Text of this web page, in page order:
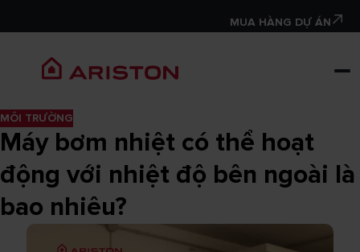
MUA HÀNG DỰ ÁN
MÔI TRƯỜNG
Máy bơm nhiệt có thể hoạt
động với nhiệt độ bên ngoài là
bao nhiêu?